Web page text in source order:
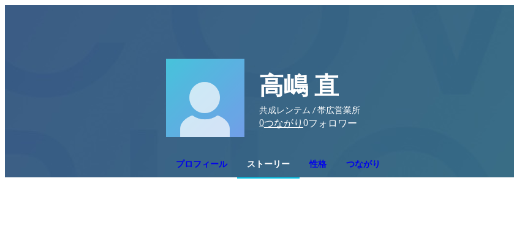
高嶋 直
共成レンテム / 帯広営業所
0つながり 0フォロワー
プロフィール ストーリー 性格 つながり